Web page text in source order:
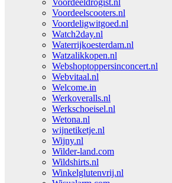
Voordeeldrogist.nl
Voordeelscooters.nl
Voordeligwitgoed.nl
Watch2day.nl
Waterrijkoesterdam.nl
Watzalikkopen.nl
Webshoptoppersinconcert.nl
Webvitaal.nl
Welcome.in
Werkoveralls.nl
Werkschoeisel.nl
Wetona.nl
wijnetiketje.nl
Wijny.nl
Wilder-land.com
Wildshirts.nl
Winkelglutenvrij.nl